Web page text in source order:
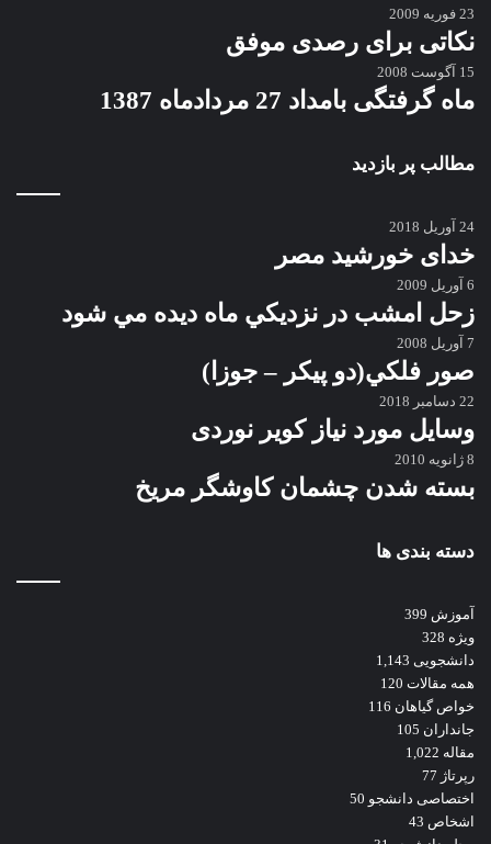
23 فوریه 2009
نکاتی برای رصدی موفق
15 آگوست 2008
ماه گرفتگی بامداد 27 مردادماه 1387
مطالب پر بازدید
24 آوریل 2018
خدای خورشید مصر
6 آوریل 2009
زحل امشب در نزديكي ماه ديده مي شود
7 آوریل 2008
صور فلكي(دو پیکر – جوزا)
22 دسامبر 2018
وسایل مورد نیاز کویر نوردی
8 ژانویه 2010
بسته شدن چشمان کاوشگر مريخ
دسته بندی ها
آموزش 399
ویژه 328
دانشجویی 1,143
همه مقالات 120
خواص گیاهان 116
جانداران 105
مقاله 1,022
رپرتاژ 77
اختصاصی دانشجو 50
اشخاص 43